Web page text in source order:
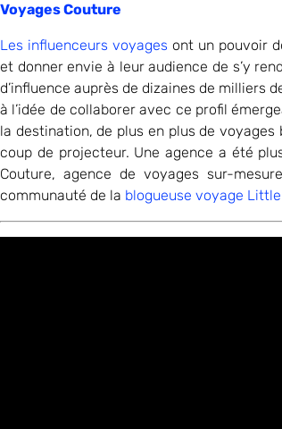
Voyages Couture
Les influenceurs voyages ont un pouvoir
et donner envie à leur audience de s’y
d’influence auprès de dizaines de milliers
à l’idée de collaborer avec ce profil
la destination, de plus en plus de
coup de projecteur. Une agence a été
Couture, agence de voyages sur-
communauté de la blogueuse voyage